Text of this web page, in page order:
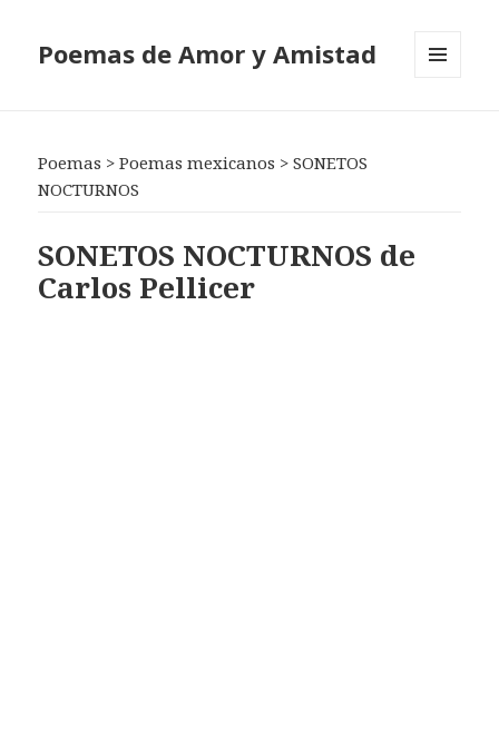
Poemas de Amor y Amistad
Poemas >Poemas mexicanos >SONETOS
NOCTURNOS
SONETOS NOCTURNOS de
Carlos Pellicer